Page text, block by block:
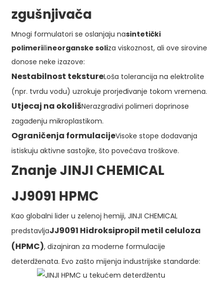
zgušnjivača
Mnogi formulatori se oslanjaju nasintetički
polimeriilineorganske soliza viskoznost, ali ove sirovine
donose neke izazove:
Nestabilnost tekstureLoša tolerancija na elektrolite
(npr. tvrdu vodu) uzrokuje prorjeđivanje tokom vremena.
Utjecaj na okolišNerazgradivi polimeri doprinose
zagađenju mikroplastikom.
Ograničenja formulacijeVisoke stope dodavanja
istiskuju aktivne sastojke, što povećava troškove.
Znanje JINJI CHEMICAL
JJ9091 HPMC
Kao globalni lider u zelenoj hemiji, JINJI CHEMICAL
predstavljaJJ9091 Hidroksipropil metil celuloza
(HPMC), dizajniran za moderne formulacije
deterdženata. Evo zašto mijenja industrijske standarde:​